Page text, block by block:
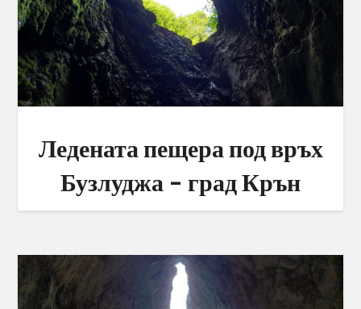
Ледената пещера под връх
Бузлуджа – град Крън